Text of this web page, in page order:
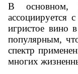
В основном,
ассоциируется
игристое вино
популярным,
спектр
многих